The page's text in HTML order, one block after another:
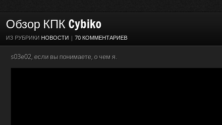
Обзор КПК Cybiko
ИЗ РУБРИКИ НОВОСТИ | 70 КОММЕНТАРИЕВ
s03e02, если вы понимаете, о чем я.